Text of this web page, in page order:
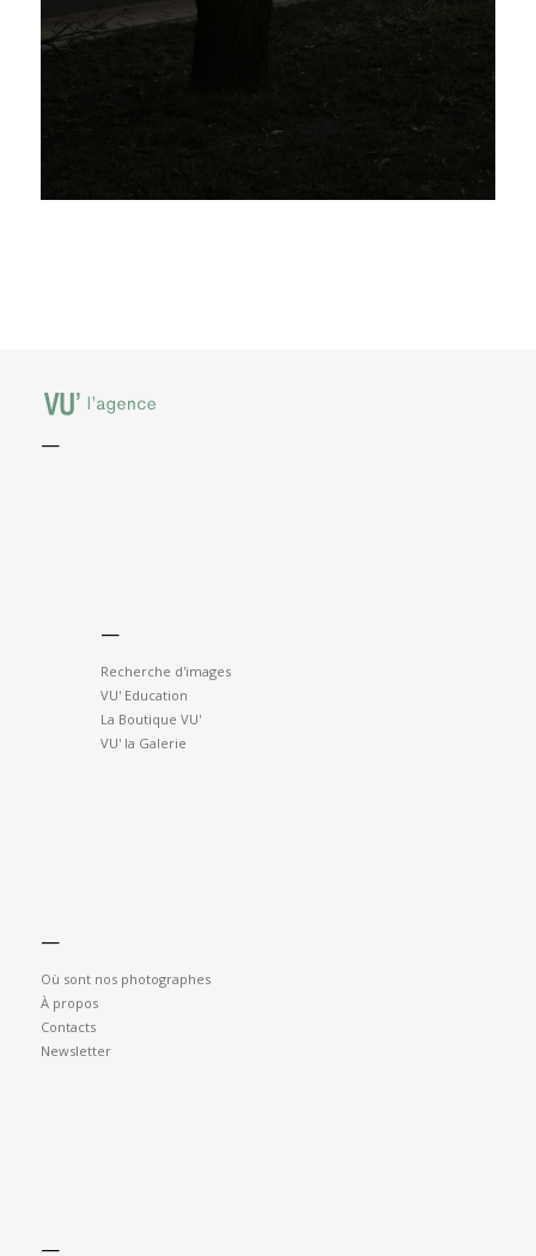
—
—
Recherche d'images
VU' Education
La Boutique VU'
VU' la Galerie
—
Où sont nos photographes
À propos
Contacts
Newsletter
—